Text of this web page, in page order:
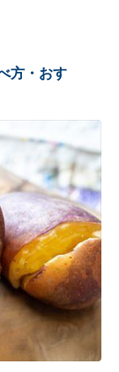
方・おす